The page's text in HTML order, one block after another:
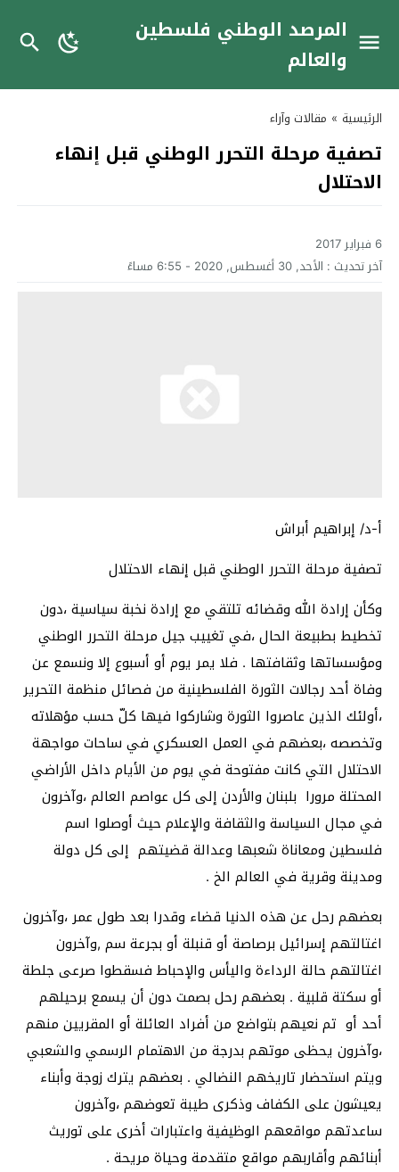
المرصد الوطني فلسطين
والعالم
الرئيسية » مقالات وآراء
تصفية مرحلة التحرر الوطني قبل إنهاء
الاحتلال
6 فبراير 2017
آخر تحديث : الأحد, 30 أغسطس, 2020 - 6:55 مساءً
أ-د/ إبراهيم أبراش
تصفية مرحلة التحرر الوطني قبل إنهاء الاحتلال
وكأن إرادة الله وقضائه تلتقي مع إرادة نخبة سياسية ،دون
تخطيط بطبيعة الحال ،في تغييب جيل مرحلة التحرر الوطني
ومؤسساتها وثقافتها . فلا يمر يوم أو أسبوع إلا ونسمع عن
وفاة أحد رجالات الثورة الفلسطينية من فصائل منظمة التحرير
،أولئك الذين عاصروا الثورة وشاركوا فيها كلّ حسب مؤهلاته
وتخصصه ،بعضهم في العمل العسكري في ساحات مواجهة
الاحتلال التي كانت مفتوحة في يوم من الأيام داخل الأراضي
المحتلة مرورا بلبنان والأردن إلى كل عواصم العالم ،وآخرون
في مجال السياسة والثقافة والإعلام حيث أوصلوا اسم
فلسطين ومعاناة شعبها وعدالة قضيتهم إلى كل دولة
ومدينة وقرية في العالم الخ .
بعضهم رحل عن هذه الدنيا قضاء وقدرا بعد طول عمر ،وآخرون
اغتالتهم إسرائيل برصاصة أو قنبلة أو بجرعة سم ,وآخرون
اغتالتهم حالة الرداءة واليأس والإحباط فسقطوا صرعى جلطة
أو سكتة قلبية . بعضهم رحل بصمت دون أن يسمع برحيلهم
أحد أو تم نعيهم بتواضع من أفراد العائلة أو المقريين منهم
،وآخرون يحظى موتهم بدرجة من الاهتمام الرسمي والشعبي
ويتم استحضار تاريخهم النضالي . بعضهم يترك زوجة وأبناء
يعيشون على الكفاف وذكرى طيبة تعوضهم ،وآخرون
ساعدتهم مواقعهم الوظيفية واعتبارات أخرى على توريث
أبنائهم وأقاربهم مواقع متقدمة وحياة مريحة .